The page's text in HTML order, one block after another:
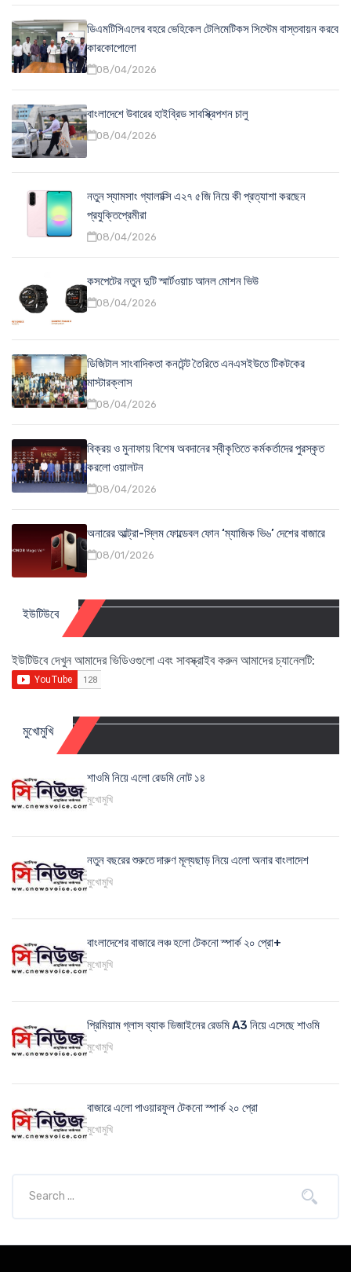
ডিএমটিসিএলের বহরে ভেহিকেল টেলিমেটিকস সিস্টেম বাস্তবায়ন করবে
কারকোপোলো
08/04/2026
বাংলাদেশে উবারের হাইব্রিড সাবস্ক্রিপশন চালু
08/04/2026
নতুন স্যামসাং গ্যালাক্সি এ২৭ ৫জি নিয়ে কী প্রত্যাশা করছেন
প্রযুক্তিপ্রেমীরা
08/04/2026
কসপেটের নতুন দুটি স্মার্টওয়াচ আনল মোশন ভিউ
08/04/2026
ডিজিটাল সাংবাদিকতা কনটেন্ট তৈরিতে এনএসইউতে টিকটকের
মাস্টারক্লাস
08/04/2026
বিক্রয় ও মুনাফায় বিশেষ অবদানের স্বীকৃতিতে কর্মকর্তাদের পুরস্কৃত
করলো ওয়ালটন
08/04/2026
অনারের আল্ট্রা-স্লিম ফোল্ডেবল ফোন ‘ম্যাজিক ভি৬’ দেশের বাজারে
08/01/2026
ইউটিউবে
ইউটিউবে দেখুন আমাদের ভিডিওগুলো এবং সাবস্ক্রাইব করুন আমাদের চ্যানেলটি:
মুখোমুখি
শাওমি নিয়ে এলো রেডমি নোট ১৪
মুখোমুখি
নতুন বছরের শুরুতে দারুণ মূল্যছাড় নিয়ে এলো অনার বাংলাদেশ
মুখোমুখি
বাংলাদেশের বাজারে লঞ্চ হলো টেকনো স্পার্ক ২০ প্রো+
মুখোমুখি
প্রিমিয়াম গ্লাস ব্যাক ডিজাইনের রেডমি A3 নিয়ে এসেছে শাওমি
মুখোমুখি
বাজারে এলো পাওয়ারফুল টেকনো স্পার্ক ২০ প্রো
মুখোমুখি